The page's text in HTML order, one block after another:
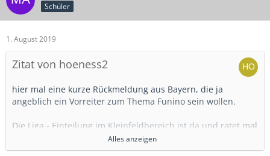
Schüler
1. August 2019
Zitat von hoeness2
hier mal eine kurze Rückmeldung aus Bayern, die ja
angeblich ein Vorreiter zum Thema Funino sein wollen.
Die Liga - Einteilung im Kleinfeldbereich ist da und ratet mal
wieviel Funino gespielt wird?
Genau 0!
Alles anzeigen